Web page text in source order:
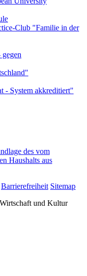
des vom
Haushalts aus
Barrierefreiheit Sitemap
und Kultur